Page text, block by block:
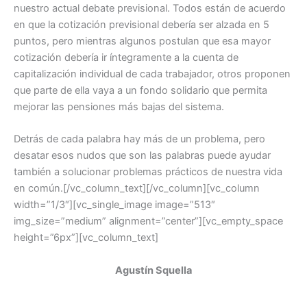
nuestro actual debate previsional. Todos están de acuerdo
en que la cotización previsional debería ser alzada en 5
puntos, pero mientras algunos postulan que esa mayor
cotización debería ir íntegramente a la cuenta de
capitalización individual de cada trabajador, otros proponen
que parte de ella vaya a un fondo solidario que permita
mejorar las pensiones más bajas del sistema.
Detrás de cada palabra hay más de un problema, pero
desatar esos nudos que son las palabras puede ayudar
también a solucionar problemas prácticos de nuestra vida
en común.[/vc_column_text][/vc_column][vc_column
width=”1/3″][vc_single_image image=”513″
img_size=”medium” alignment=”center”][vc_empty_space
height=”6px”][vc_column_text]
Agustín Squella